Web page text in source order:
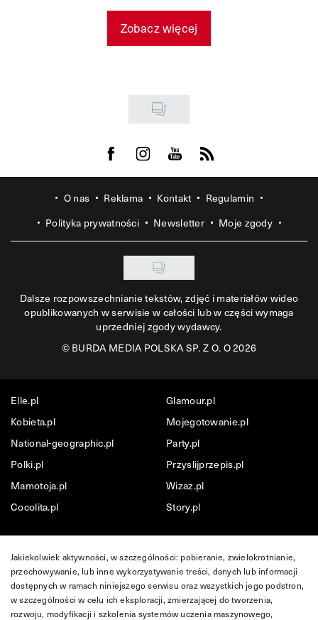
Zobacz więcej
Visit us on Facebook
Visit us on Instagram
Visit us on Youtube
Visit us on Rss
O nas Reklama Kontakt
Regulamin
Polityka prywatności
Newsletter Moje zgody
Dalsze rozpowszechnianie tekstów, zdjęć i materiałów wideo
opublikowanych w serwisie w całości lub w części wymaga
uprzedniej zgody wydawcy.
©BURDA MEDIA POLSKA SP. Z O. O 2026
Elle.pl
Glamour.pl
Kobieta.pl
Mojegotowanie.pl
National-geographic.pl
Party.pl
Polki.pl
Przyslijprzepis.pl
Mamotoja.pl
Wizaz.pl
Cocolita.pl
Story.pl
Jakiekolwiek aktywności, w szczególności: pobieranie, zwielokrotnianie,
przechowywanie, lub inne wykorzystywanie treści, danych lub informacji
dostępnych w ramach niniejszego serwisu oraz wszystkich jego podstron,
w szczególności w celu ich eksploracji, zmierzającej do tworzenia,
rozwoju, modyfikacji i szkolenia systemów uczenia maszynowego,